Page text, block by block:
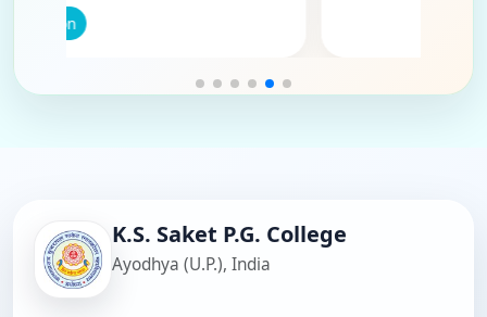
Dr. Nishma Shukla - Routine Clerk
Smt. Seema Pandey - Clerk
Open Section
K.S. Saket P.G. College
Ayodhya (U.P.), India